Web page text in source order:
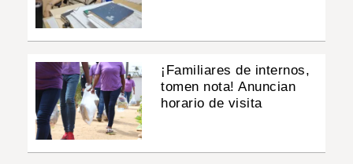
¡Familiares de internos,
tomen nota! Anuncian
horario de visita